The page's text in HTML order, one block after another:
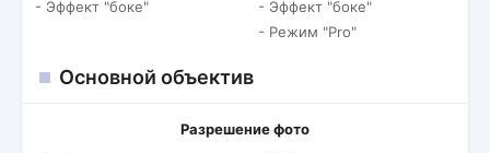
- Эффект "боке"
- Эффект "боке"
- Режим "Pro"
Основной объектив
Разрешение фото